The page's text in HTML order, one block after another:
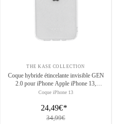
THE KASE COLLECTION
Coque hybride étincelante invisible GEN
2.0 pour iPhone Apple iPhone 13,
Transparente
Coque iPhone 13
24,49€*
34,99€